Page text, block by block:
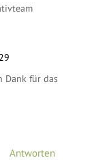
Dank für das
Antworten